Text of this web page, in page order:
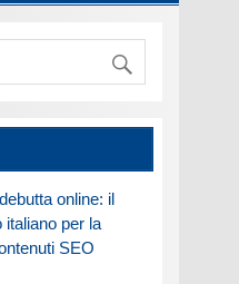
online: il
italiano per la
SEO